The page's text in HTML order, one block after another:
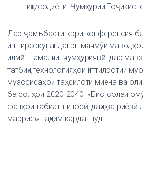
иқтисодиёти Ҷумҳурии
Дар ҷамъбасти кори конференсия
иштироккунандагон мачмӯи
илмӣ – амалии ҷумҳуриявӣ дар
татбиқи технологияҳои иттилоотии
муассисаҳои таҳсилоти миёна ва
ба солҳои 2020-2040 «Бистсолаи
фанҳои табиатшиносӣ, дақиқ ва
маориф» тақдим карда шуд.